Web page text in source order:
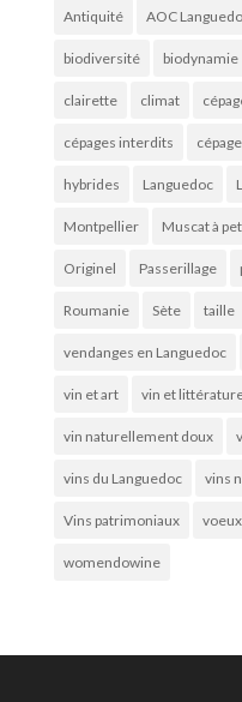
Antiquité AOC
biodiversité biodynamie
clairette climat
cépages interdits
hybrides Languedoc
Montpellier Muscat à
Originel Passerillage
Roumanie Sète taille
vendanges en Languedoc
vin et art vin et
vin naturellement doux
vins du Languedoc vins
Vins patrimoniaux voeux
womendowine